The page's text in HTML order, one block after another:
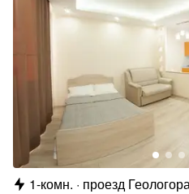
1-комн.
проезд